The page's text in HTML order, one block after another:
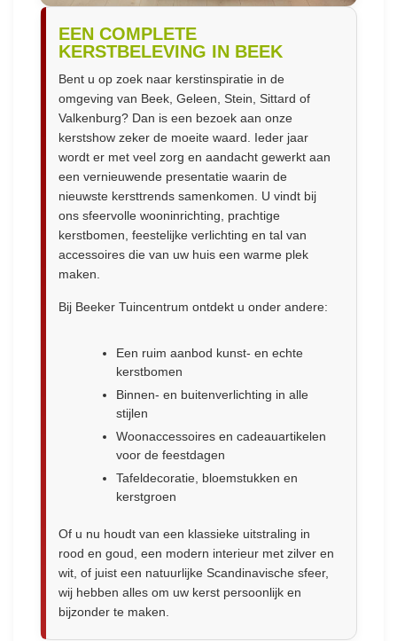
EEN COMPLETE
KERSTBELEVING IN BEEK
Bent u op zoek naar kerstinspiratie in de
omgeving van Beek, Geleen, Stein, Sittard of
Valkenburg? Dan is een bezoek aan onze
kerstshow zeker de moeite waard. Ieder jaar
wordt er met veel zorg en aandacht gewerkt aan
een vernieuwende presentatie waarin de
nieuwste kersttrends samenkomen. U vindt bij
ons sfeervolle wooninrichting, prachtige
kerstbomen, feestelijke verlichting en tal van
accessoires die van uw huis een warme plek
maken.
Bij Beeker Tuincentrum ontdekt u onder andere:
Een ruim aanbod kunst- en echte
kerstbomen
Binnen- en buitenverlichting in alle
stijlen
Woonaccessoires en cadeauartikelen
voor de feestdagen
Tafeldecoratie, bloemstukken en
kerstgroen
Of u nu houdt van een klassieke uitstraling in
rood en goud, een modern interieur met zilver en
wit, of juist een natuurlijke Scandinavische sfeer,
wij hebben alles om uw kerst persoonlijk en
bijzonder te maken.